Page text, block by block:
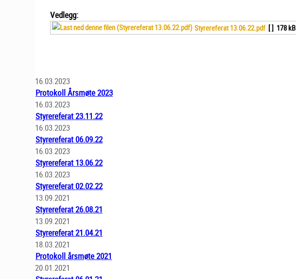
Vedlegg:
Styrereferat 13.06.22.pdf [ ] 178 kB
16.03.2023
Protokoll Årsmøte 2023
16.03.2023
Styrereferat 23.11.22
16.03.2023
Styrereferat 06.09.22
16.03.2023
Styrereferat 13.06.22
16.03.2023
Styrereferat 02.02.22
13.09.2021
Styrereferat 26.08.21
13.09.2021
Styrereferat 21.04.21
18.03.2021
Protokoll årsmøte 2021
20.01.2021